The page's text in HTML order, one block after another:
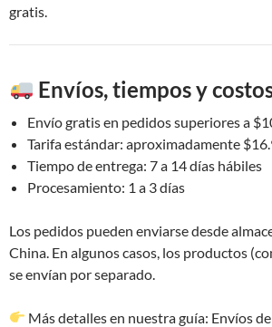
gratis.
Envíos, tiempos y
Envío gratis en pedidos superiores a
Tarifa estándar: aproximadamente
Tiempo de entrega: 7 a 14 días hábiles
Procesamiento: 1 a 3 días
Los pedidos pueden enviarse desde
China. En algunos casos, los productos
se envían por separado.
Más detalles en nuestra guía: Envíos de